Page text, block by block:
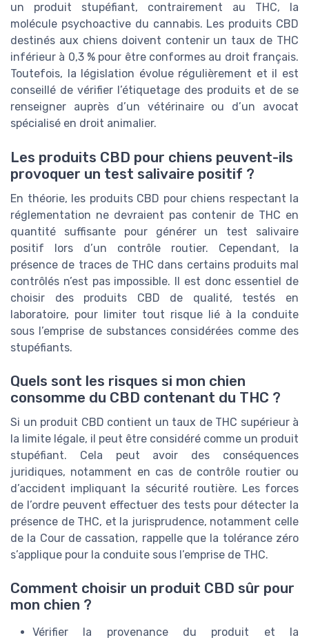
un produit stupéfiant, contrairement au THC, la
molécule psychoactive du cannabis. Les produits CBD
destinés aux chiens doivent contenir un taux de THC
inférieur à 0,3 % pour être conformes au droit français.
Toutefois, la législation évolue régulièrement et il est
conseillé de vérifier l’étiquetage des produits et de se
renseigner auprès d’un vétérinaire ou d’un avocat
spécialisé en droit animalier.
Les produits CBD pour chiens peuvent-ils
provoquer un test salivaire positif ?
En théorie, les produits CBD pour chiens respectant la
réglementation ne devraient pas contenir de THC en
quantité suffisante pour générer un test salivaire
positif lors d’un contrôle routier. Cependant, la
présence de traces de THC dans certains produits mal
contrôlés n’est pas impossible. Il est donc essentiel de
choisir des produits CBD de qualité, testés en
laboratoire, pour limiter tout risque lié à la conduite
sous l’emprise de substances considérées comme des
stupéfiants.
Quels sont les risques si mon chien
consomme du CBD contenant du THC ?
Si un produit CBD contient un taux de THC supérieur à
la limite légale, il peut être considéré comme un produit
stupéfiant. Cela peut avoir des conséquences
juridiques, notamment en cas de contrôle routier ou
d’accident impliquant la sécurité routière. Les forces
de l’ordre peuvent effectuer des tests pour détecter la
présence de THC, et la jurisprudence, notamment celle
de la Cour de cassation, rappelle que la tolérance zéro
s’applique pour la conduite sous l’emprise de THC.
Comment choisir un produit CBD sûr pour
mon chien ?
Vérifier la provenance du produit et la